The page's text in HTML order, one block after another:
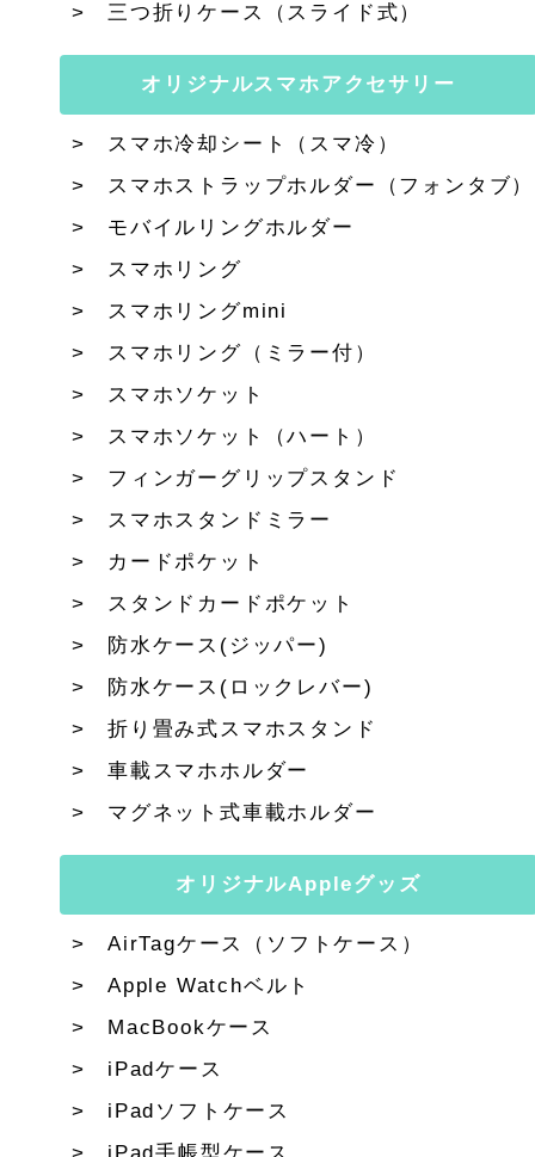
三つ折りケース（スライド式）
オリジナルスマホアクセサリー
スマホ冷却シート（スマ冷）
スマホストラップホルダー（フォンタブ）
モバイルリングホルダー
スマホリング
スマホリングmini
スマホリング（ミラー付）
スマホソケット
スマホソケット（ハート）
フィンガーグリップスタンド
スマホスタンドミラー
カードポケット
スタンドカードポケット
防水ケース(ジッパー)
防水ケース(ロックレバー)
折り畳み式スマホスタンド
車載スマホホルダー
マグネット式車載ホルダー
オリジナルAppleグッズ
AirTagケース（ソフトケース）
Apple Watchベルト
MacBookケース
iPadケース
iPadソフトケース